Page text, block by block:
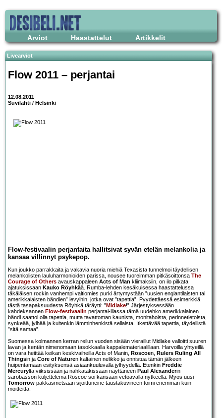
Arviot Haastattelut Artikkelit
Livearviot
Flow 2011 – perjantai
12.08.2011
Suvilahti / Helsinki
Flow-festivaalin perjantaita hallitsivat syvän etelän melankolia ja
kansaa villinnyt psykepop.
Kun joukko parrakkaita ja vakavia nuoria miehiä Texasista tunnelmoi täydellisen
melankolisten lauluharmonioiden parissa, nousee tuoreimman pitkäsoittonsa The
Courage of Others avauskappaleen Acts of Man kliimaksiin, on ilo pilkata
ajatuksissaan Kauko Röyhkää. Rumba-lehden kesäkuisessa haastattelussa
täkäläisen rockin vanhempi valtiomies purki ärtymystään ”uusien englantilaisten tai
amerikkalaisten bändien” levyihin, jotka ovat ”tapettia”. Pyydettäessä esimerkkiä
tästä tasapaksuudesta Röyhkä täräytti: ”Midlake!” Järjestyksessään
kahdeksannen Flow-festivaalin perjantai-illassa tämä uudehko amerikkalainen
bändi saattoi olla tapettia, mutta tavattoman kaunista, monitahoista, perinnetietoista,
synkeää, jylhää ja kuitenkin lämminhenkistä sellaista. Itkettävää tapettia, täydellistä
”sitä samaa”.
Suomessa kolmannen kerran reilun vuoden sisään vieraillut Midlake valloitti suuren
lavan ja kentän nimenomaan tasokkaalla kappalemateriaalillaan. Harvoilla yhtyeillä
on vara heittää keikan keskivaiheilla Acts of Manin, Roscoen, Rulers Ruling All
Thingsin ja Core of Naturen kaltainen nelikko ja onnistua tämän jälkeen
huipentamaan esityksensä asiaankuuluvalla jylhyydellä. Etenkin Freddie
Mercurylta viiksissään ja nahkatakissaan näyttäneen Paul Alexanderin
säröbasson kuljettelema Roscoe soi kansaan vetoavalla nytkeellä. Myös uusi
Tomorrow pakkasmetsään sijoittuneine taustakuvineen toimi enemmän kuin
moitteitta.